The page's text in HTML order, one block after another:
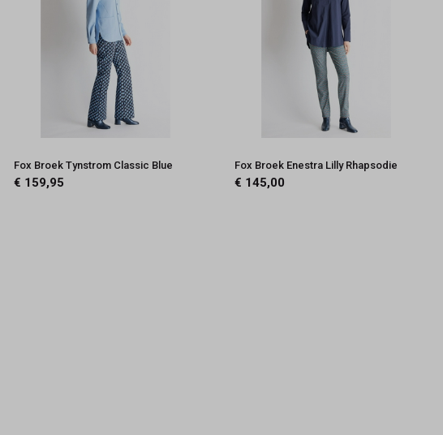
Fox Broek Tynstrom Classic Blue
€ 159,95
Fox Broek Enestra Lilly Rhapsodie
€ 145,00